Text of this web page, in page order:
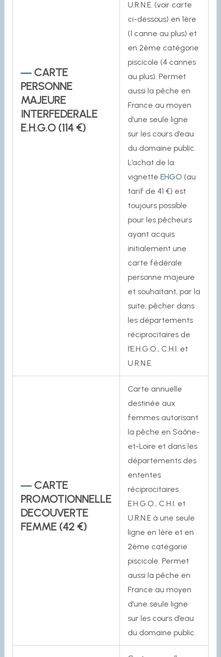
CARTE
PERSONNE
MAJEURE
INTERFEDERALE
E.H.G.O (114 €)
U.R.N.E. (voir carte
ci-dessous) en 1ère
(1 canne au plus) et
en 2ème catégorie
piscicole (4 cannes
au plus). Permet
aussi la pêche en
France au moyen
d’une seule ligne
sur les cours d’eau
du domaine public.
L’achat de la
vignette EHGO (au
tarif de 41 €) est
toujours possible
pour les pêcheurs
ayant acquis
initialement une
carte fédérale
personne majeure
et souhaitant, par la
suite, pêcher dans
les départements
réciprocitaires de
l’E.H.G.O., C.H.I. et
U.R.N.E.
CARTE
PROMOTIONNELLE
DECOUVERTE
FEMME (42 €)
Carte annuelle
destinée aux
femmes autorisant
la pêche en Saône-
et-Loire et dans les
départements des
ententes
réciprocitaires
E.H.G.O., C.H.I. et
U.R.N.E à une seule
ligne en 1ère et en
2ème catégorie
piscicole. Permet
aussi la pêche en
France au moyen
d’une seule ligne
sur les cours d’eau
du domaine public.